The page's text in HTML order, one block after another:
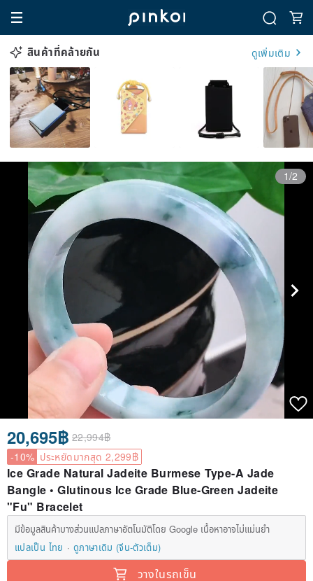
สินค้าที่คล้ายกัน ดูเพิ่มเติม
1/2
20,695฿ 22,994฿
-10% ประหยัดมากสุด 2,299฿
Ice Grade Natural Jadeite Burmese Type-A Jade
Bangle • Glutinous Ice Grade Blue-Green Jadeite
"Fu" Bracelet
มีข้อมูลสินค้าบางส่วนแปลภาษาอัตโนมัติโดย Google เนื้อหาอาจไม่แม่นยำ
แปลเป็น ไทย
ดูภาษาเดิม (จีน-ตัวเต็ม)
วางในรถเข็น